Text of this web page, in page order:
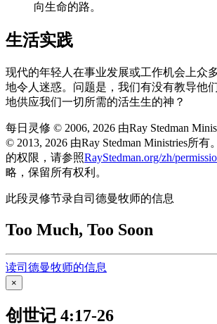
向生命的路。
生活实践
现代的年轻人在事业发展或工作机会上众
地令人迷惑。问题是，我们有没有教导他
地供应我们一切所需的活生生的神？
每日灵修 © 2006, 2026 由Ray Stedman
© 2013, 2026 由Ray Stedman Ministries所
的权限，请参照RayStedman.org/zh/
略，保留所有权利。
此段灵修节录自司德曼牧师的信息
Too Much, Too Soon
读司德曼牧师的信息
×
创世记 4:17-26